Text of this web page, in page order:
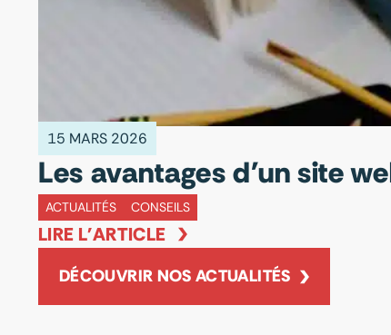
15 MARS 2026
Les avantages d'un site
ACTUALITÉS CONSEILS
LIRE L'ARTICLE
DÉCOUVRIR NOS ACTUALITÉS